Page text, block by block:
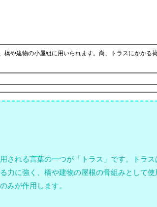
橋や建物の小屋組に用いられます。尚、トラスにかか
される言葉の一つが「トラス」です。トラ
力に強く、橋や建物の屋根の骨組みとして
みが作用します。